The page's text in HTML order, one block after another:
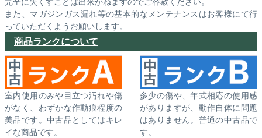
また、マガジンガス漏れ等の基本的なメンテナンスはお客様にて行
っていただくようお願いします。
商品ランクについて
室内使用のみや目立つ汚れや傷
がなく、わずかな作動痕程度の
美品です。中古品としてはキレ
イな商品です。
多少の傷や、年式相応の使用感
がありますが、動作自体に問題
はありません。普通の中古品で
す。